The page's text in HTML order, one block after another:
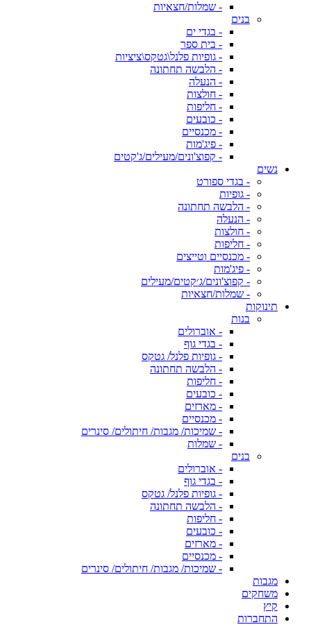
- שמלות/חצאיות
בנים
- בגדי ים
- בית ספר
- גופיות פלנל\גטקס\ציציות
- הלבשה תחתונה
- הנעלה
- חולצות
- חליפות
- כובעים
- מכנסיים
- פיג'מות
- קפוצ'ונים/מעילים/ג'קטים
נשים
- בגדי ספורט
- גופיות
- הלבשה תחתונה
- הנעלה
- חולצות
- חליפות
- מכנסיים וטייצים
- פיג'מות
- קפוצ'ונים/ג׳קטים/מעילים
- שמלות/חצאיות
תינוקות
בנות
- אוברולים
- בגדי גוף
- גופיות פלנל/ גטקס
- הלבשה תחתונה
- חליפות
- כובעים
- מארזים
- מכנסיים
- שמיכות/ מגבות/ חיתולים/ סינרים
- שמלות
בנים
- אוברולים
- בגדי גוף
- גופיות פלנל/ גטקס
- הלבשה תחתונה
- חליפות
- כובעים
- מארזים
- מכנסיים
- שמיכות/ מגבות/ חיתולים/ סינרים
מגבות
משחקים
קיץ
התחברות